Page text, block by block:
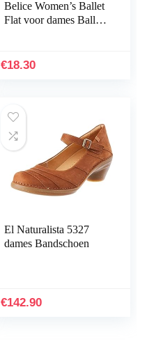
Belice Women’s Ballet
Flat voor dames Ballet
€18.30
El Naturalista 5327
dames Bandschoen
€142.90